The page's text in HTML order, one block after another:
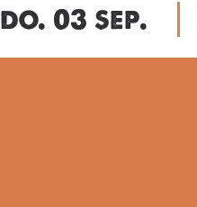
do. 03 sep.